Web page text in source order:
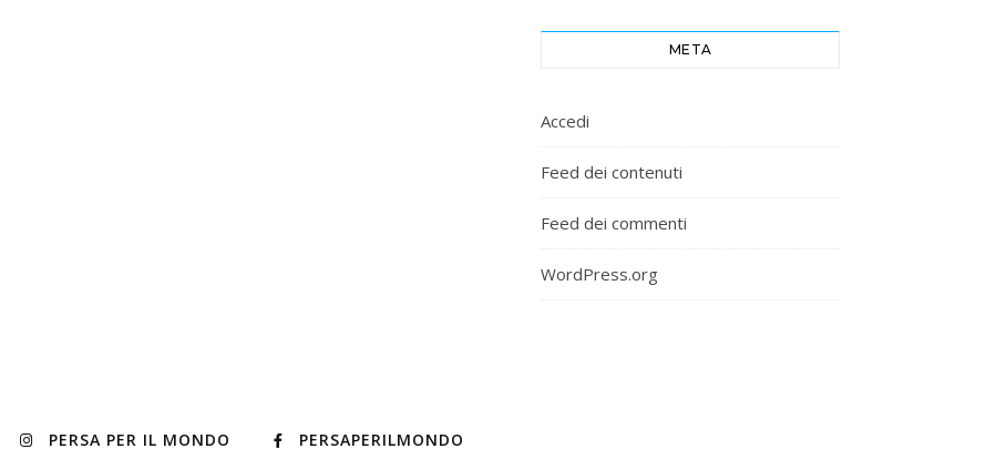
META
Accedi
Feed dei contenuti
Feed dei commenti
WordPress.org
PERSA PER IL MONDO PERSAPERILMONDO